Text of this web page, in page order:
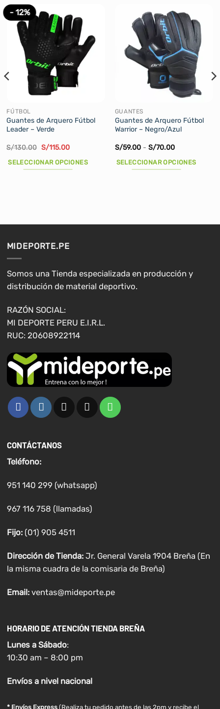
- 12%
FÚTBOL
Guantes de Arquero Fútbol
Leader – Verde
S/130.00 El
original
era:
S/115.00El
actual
es:
SELECCIONAR OPCIONES
se
pueden
elegir
en
página
de
producto
GUANTES
Guantes de Arquero Fútbol
Warrior – Negro/Azul
S/59.00 - S/70.00Rango
precios:
desde
SELECCIONAR OPCIONES
elegir
en
MIDEPORTE.PE
Somos una Tienda especializada en producción y
distribución de material deportivo.
RAZÓN SOCIAL:
MI DEPORTE PERU E.I.R.L.
RUC: 20608922114
CONTÁCTANOS
Teléfono:
951 140 299 (whatsapp)
967 116 758 (llamadas)
Fijo:(01) 905 4511
Dirección de Tienda: Jr. General Varela 1904 Breña (En
la misma cuadra de la comisaria de Breña)
Email: ventas@mideporte.pe
HORARIO DE ATENCIÓN TIENDA BREÑA
Lunes a Sábado:
10:30 am – 8:00 pm
Envíosa nivel nacional
* Envíos Express(Realiza tu pedido antes de las 2pm y recibe el